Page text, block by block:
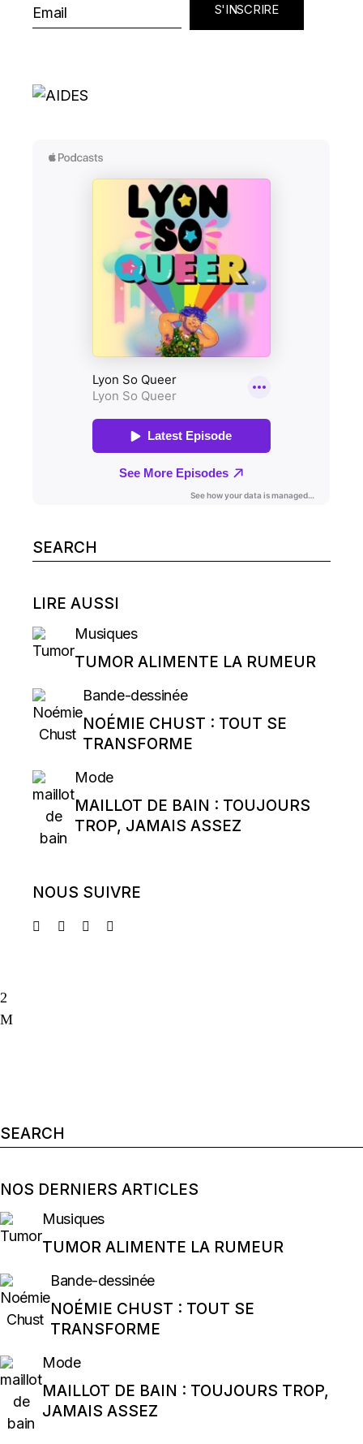
S'INSCRIRE
Search
for:
LIRE AUSSI
Musiques
TUMOR ALIMENTE LA RUMEUR
Bande-dessinée
NOÉMIE CHUST : TOUT SE
TRANSFORME
Mode
MAILLOT DE BAIN : TOUJOURS
TROP, JAMAIS ASSEZ
NOUS SUIVRE
Search
for:
NOS DERNIERS ARTICLES
Musiques
TUMOR ALIMENTE LA RUMEUR
Bande-dessinée
NOÉMIE CHUST : TOUT SE
TRANSFORME
Mode
MAILLOT DE BAIN : TOUJOURS TROP,
JAMAIS ASSEZ